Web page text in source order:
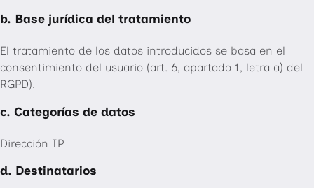
b. Base jurídica del tratamiento
El tratamiento de los datos introducidos se basa en el
consentimiento del usuario (art. 6, apartado 1, letra a) del
RGPD).
c. Categorías de datos
Dirección IP
d. Destinatarios